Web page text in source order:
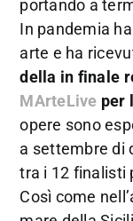
portando a
In pandemia
arte e ha
della in finale
MArteLive per
opere sono
a settembre di
tra i 12 finalisti
Così come